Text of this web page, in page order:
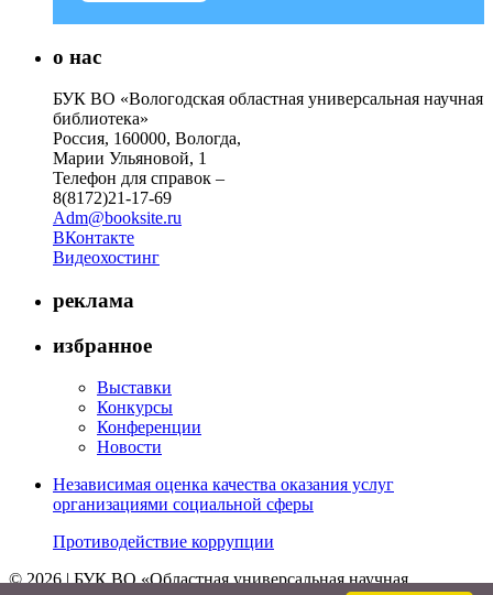
о нас
БУК ВО «Вологодская областная универсальная научная
библиотека»
Россия, 160000, Вологда,
Марии Ульяновой, 1
Телефон для справок –
8(8172)21-17-69
Adm@booksite.ru
ВКонтакте
Видеохостинг
реклама
избранное
Выставки
Конкурсы
Конференции
Новости
Независимая оценка качества оказания услуг
организациями социальной сферы
Противодействие коррупции
© 2026 | БУК ВО «Областная универсальная научная